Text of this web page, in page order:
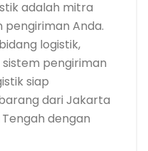
adalah mitra
Anda.
logistik,
pengiriman
siap
dari Jakarta
dengan